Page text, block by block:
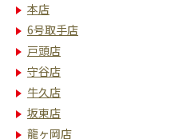
本店
6号取手店
戸頭店
守谷店
牛久店
坂東店
龍ヶ岡店